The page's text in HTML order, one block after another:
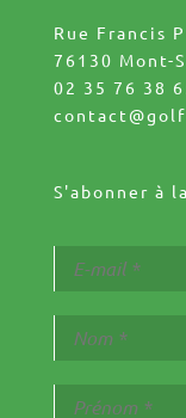
Rue Francis
76130 Mont-
02 35 76 38
S'abonner à la